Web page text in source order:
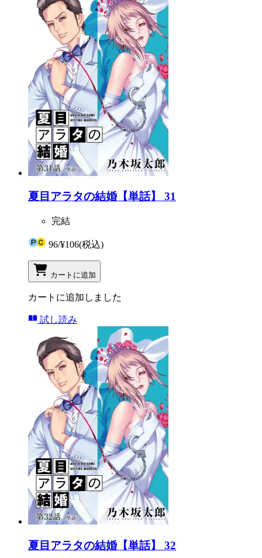
夏目アラタの結婚【単話】 31
完結
96/¥106(税込)
カートに追加
カートに追加しました
試し読み
夏目アラタの結婚【単話】 32